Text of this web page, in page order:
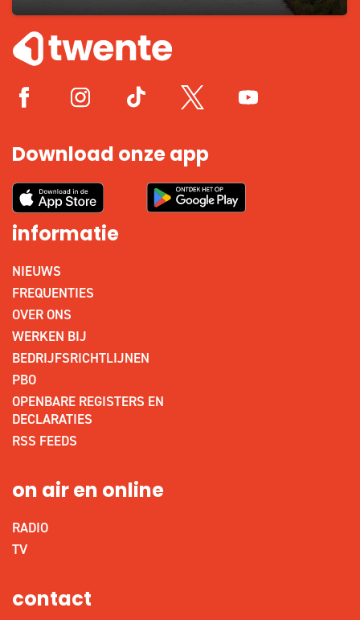
Download onze app
informatie
NIEUWS
FREQUENTIES
OVER ONS
WERKEN BIJ
BEDRIJFSRICHTLIJNEN
PBO
OPENBARE REGISTERS EN
DECLARATIES
RSS FEEDS
on air en online
RADIO
TV
contact